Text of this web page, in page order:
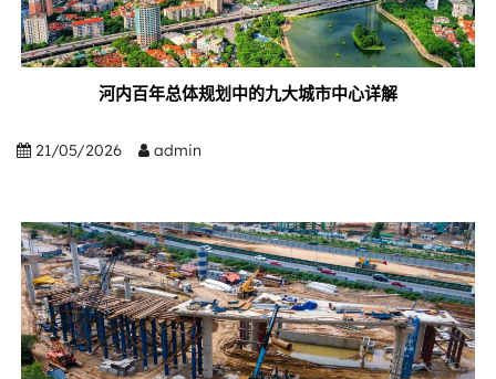
河内百年总体规划中的九大城市中心详解
21/05/2026 admin